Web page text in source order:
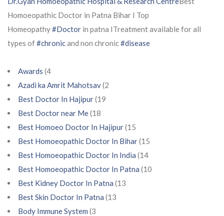
Homoeopathic Doctor in Patna Bihar I Top
Homeopathy#Doctor in patna ITreatment available for all
types of#chronicand non chronic#disease
Awards (4
Azadi ka Amrit Mahotsav(2
Best Doctor In Hajipur(19
Best Doctor near Me(18
Best Homoeo Doctor In Hajipur(15
Best Homoeopathic Doctor In Bihar(15
Best Homoeopathic Doctor In India (14
Best Homoeopathic Doctor In Patna (10
Best Kidney Doctor In Patna (13
Best Skin Doctor In Patna (13
Body Immune System (3